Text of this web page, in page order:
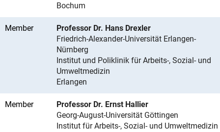
Bochum
Member
Professor Dr. Hans Drexler
Friedrich-Alexander-Universität Erlangen-
Nürnberg
Institut und Poliklinik für Arbeits-, Sozial- und
Umweltmedizin
Erlangen
Member
Professor Dr. Ernst Hallier
Georg-August-Universität Göttingen
Institut für Arbeits-, Sozial- und Umweltmedizin